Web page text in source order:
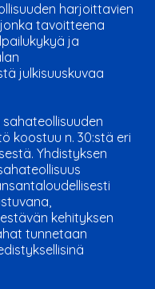
harjoittavien
tavoitteena
ja
julkisuuskuvaa
koostuu n. 30:stä eri
Yhdistyksen
kehityksen
tunnetaan